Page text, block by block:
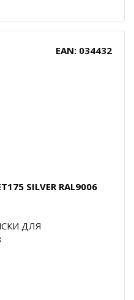
EAN: 034432
SILVER RAL9006
ДЛЯ